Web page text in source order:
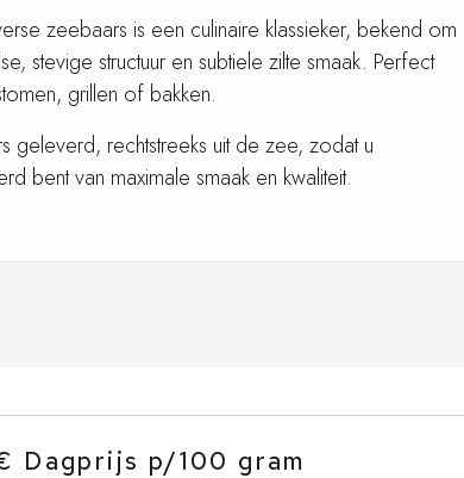
zeebaars is een culinaire klassieker, bekend om
stevige structuur en subtiele zilte smaak. Perfect
grillen of bakken.
geleverd, rechtstreeks uit de zee, zodat u
bent van maximale smaak en kwaliteit.
Dagprijs p/100 gram